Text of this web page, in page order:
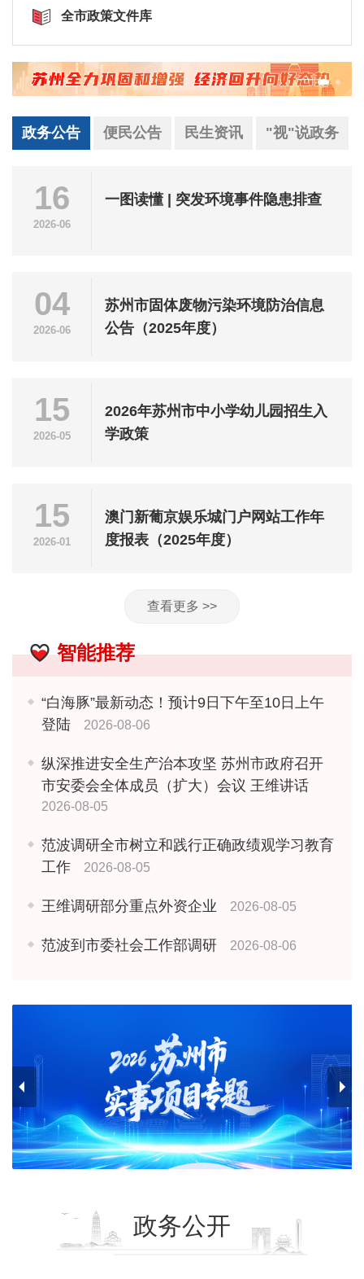
全市政策文件库
政务公告 便民公告 民生资讯 "视"说政务
16
2026-06
一图读懂 | 突发环境事件隐患排查
04
2026-06
苏州市固体废物污染环境防治信息
公告（2025年度）
15
2026-05
2026年苏州市中小学幼儿园招生入
学政策
15
2026-01
澳门新葡京娱乐城门户网站工作年
度报表（2025年度）
查看更多 >>
智能推荐
“白海豚”最新动态！预计9日下午至10日上午
登陆
2026-08-06
纵深推进安全生产治本攻坚 苏州市政府召开
市安委会全体成员（扩大）会议 王维讲话
2026-08-05
范波调研全市树立和践行正确政绩观学习教育
工作
2026-08-05
王维调研部分重点外资企业 2026-08-05
范波到市委社会工作部调研 2026-08-06
政务公开